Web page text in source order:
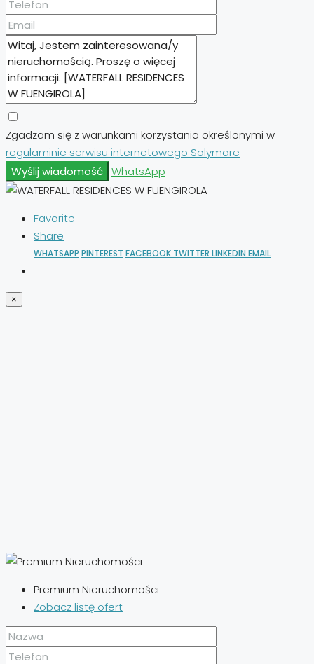
Zgadzam się z warunkami korzystania określonymi w
regulaminie serwisu internetowego Solymare
Wyślij wiadomość WhatsApp
Favorite
Share
WHATSAPP PINTEREST FACEBOOK TWITTER LINKEDIN EMAIL
×
Premium Nieruchomości
Zobacz listę ofert